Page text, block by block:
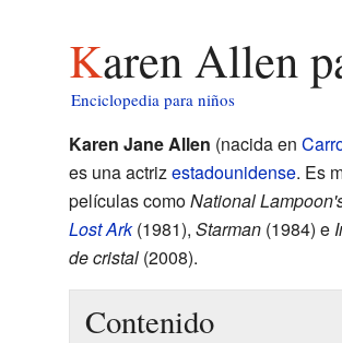
Karen Allen
Enciclopedia para niños
Karen Jane Allen (nacida en
es una actrizestadounidense. Es
películas comoNational
Lost Ark(1981), Starman(1984) e
de cristal(2008).
Contenido